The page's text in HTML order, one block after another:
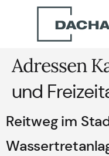
Adressen
und
Reitweg im